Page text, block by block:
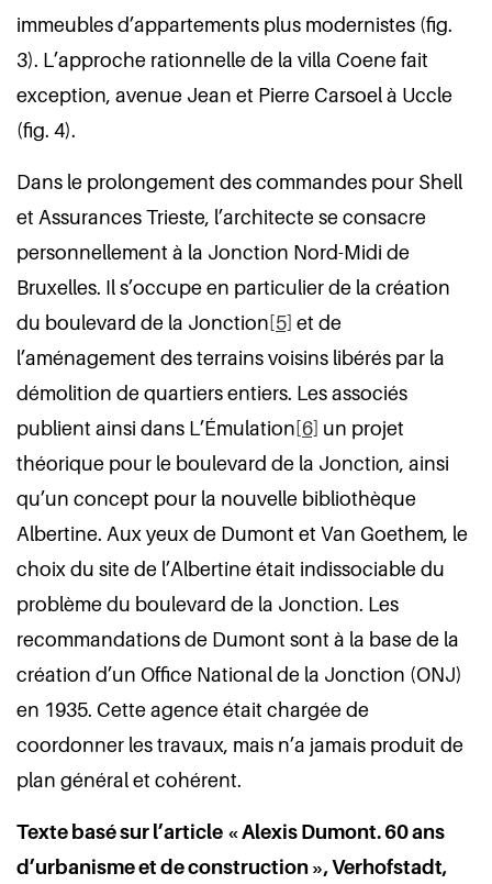
immeubles d’appartements plus modernistes (fig.
3). L’approche rationnelle de la villa Coene fait
exception, avenue Jean et Pierre Carsoel à Uccle
(fig. 4).
Dans le prolongement des commandes pour Shell
et Assurances Trieste, l’architecte se consacre
personnellement à la Jonction Nord-Midi de
Bruxelles. Il s’occupe en particulier de la création
du boulevard de la Jonction[5] et de
l’aménagement des terrains voisins libérés par la
démolition de quartiers entiers. Les associés
publient ainsi dans L’Émulation[6] un projet
théorique pour le boulevard de la Jonction, ainsi
qu’un concept pour la nouvelle bibliothèque
Albertine. Aux yeux de Dumont et Van Goethem, le
choix du site de l’Albertine était indissociable du
problème du boulevard de la Jonction. Les
recommandations de Dumont sont à la base de la
création d’un Office National de la Jonction (ONJ)
en 1935. Cette agence était chargée de
coordonner les travaux, mais n’a jamais produit de
plan général et cohérent.
Texte basé sur l’article « Alexis Dumont. 60 ans
d’urbanisme et de construction », Verhofstadt,